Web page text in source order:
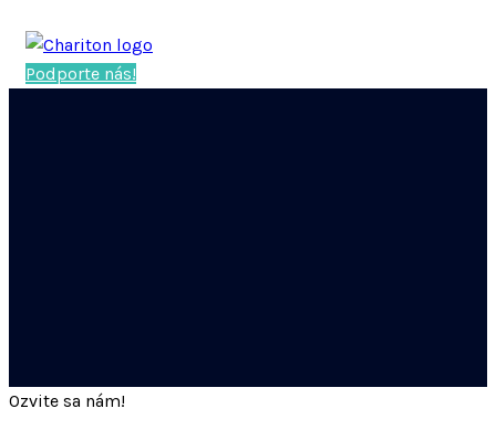
Podporte nás!
Ozvite sa nám!